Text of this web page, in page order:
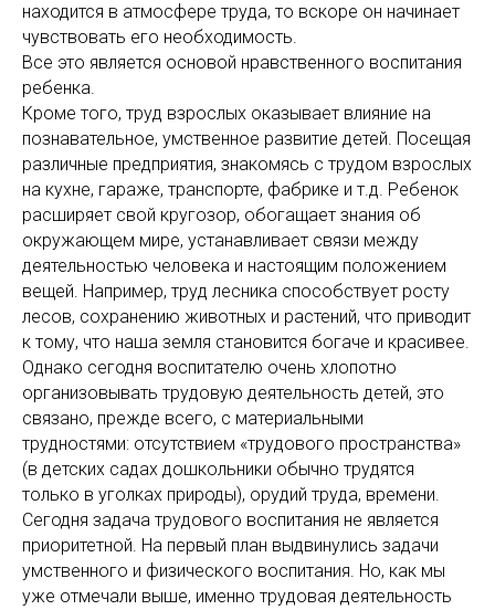
находится в атмосфере труда, то вскоре он начинает
чувствовать его необходимость.
Все это является основой нравственного воспитания
ребенка.
Кроме того, труд взрослых оказывает влияние на
познавательное, умственное развитие детей. Посещая
различные предприятия, знакомясь с трудом взрослых
на кухне, гараже, транспорте, фабрике и т.д. Ребенок
расширяет свой кругозор, обогащает знания об
окружающем мире, устанавливает связи между
деятельностью человека и настоящим положением
вещей. Например, труд лесника способствует росту
лесов, сохранению животных и растений, что приводит
к тому, что наша земля становится богаче и красивее.
Однако сегодня воспитателю очень хлопотно
организовывать трудовую деятельность детей, это
связано, прежде всего, с материальными
трудностями: отсутствием «трудового пространства»
(в детских садах дошкольники обычно трудятся
только в уголках природы), орудий труда, времени.
Сегодня задача трудового воспитания не является
приоритетной. На первый план выдвинулись задачи
умственного и физического воспитания. Но, как мы
уже отмечали выше, именно трудовая деятельность